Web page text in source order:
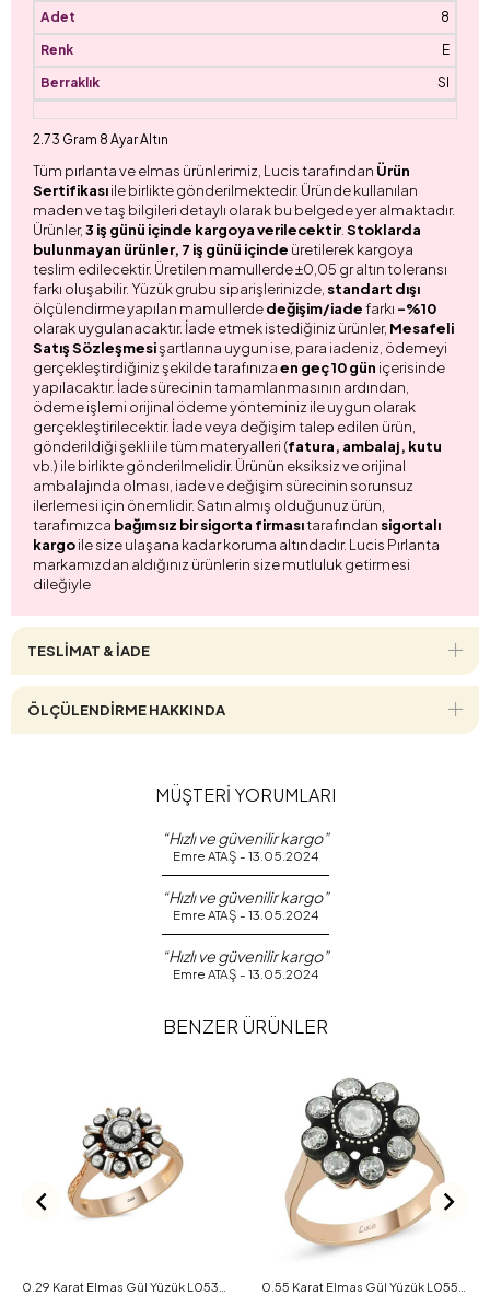
8
E
SI
2.73 Gram 8 Ayar Altın
Tüm pırlanta ve elmas ürünlerimiz, Lucis tarafından Ürün
Sertifikasıile birlikte gönderilmektedir. Üründe kullanılan
maden ve taş bilgileri detaylı olarak bu belgede yer almaktadır.
Ürünler,3 iş günü içinde kargoya verilecektir. Stoklarda
bulunmayan ürünler, 7 iş günü içinde üretilerek kargoya
teslim edilecektir. Üretilen mamullerde ±0,05 gr altın toleransı
farkı oluşabilir. Yüzük grubu siparişlerinizde, standart dışı
ölçülendirme yapılan mamullerdedeğişim/iadefarkı -%10
olarak uygulanacaktır. İade etmek istediğiniz ürünler, Mesafeli
Satış Sözleşmesişartlarına uygun ise, para iadeniz, ödemeyi
gerçekleştirdiğiniz şekilde tarafınızaen geç 10 gün içerisinde
yapılacaktır. İade sürecinin tamamlanmasının ardından,
ödeme işlemi orijinal ödeme yönteminiz ile uygun olarak
gerçekleştirilecektir. İade veya değişim talep edilen ürün,
gönderildiği şekli ile tüm materyalleri (fatura, ambalaj, kutu
vb.) ile birlikte gönderilmelidir. Ürünün eksiksiz ve orijinal
ambalajında olması, iade ve değişim sürecinin sorunsuz
ilerlemesi için önemlidir. Satın almış olduğunuz ürün,
tarafımızca bağımsız bir sigorta firmasıtarafından sigortalı
kargoile size ulaşana kadar koruma altındadır. Lucis Pırlanta
markamızdan aldığınız ürünlerin size mutluluk getirmesi
dileğiyle
TESLİMAT & İADE
ÖLÇÜLENDİRME HAKKINDA
MÜŞTERİ YORUMLARI
“Hızlı ve güvenilir kargo”
Emre ATAŞ - 13.05.2024
“Hızlı ve güvenilir kargo”
Emre ATAŞ - 13.05.2024
“Hızlı ve güvenilir kargo”
Emre ATAŞ - 13.05.2024
BENZER ÜRÜNLER